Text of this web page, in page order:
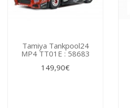
Tamiya Tankpool24
MP4 TT01E : 58683
149,90€